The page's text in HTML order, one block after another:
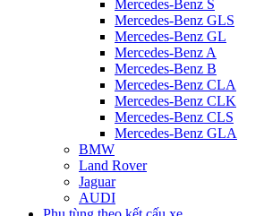
Mercedes-Benz S
Mercedes-Benz GLS
Mercedes-Benz GL
Mercedes-Benz A
Mercedes-Benz B
Mercedes-Benz CLA
Mercedes-Benz CLK
Mercedes-Benz CLS
Mercedes-Benz GLA
BMW
Land Rover
Jaguar
AUDI